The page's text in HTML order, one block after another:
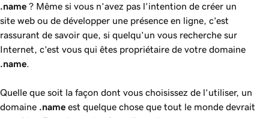
.name ? Même si vous n’avez pas l’intention de créer un
site web ou de développer une présence en ligne, c’est
rassurant de savoir que, si quelqu’un vous recherche sur
Internet, c’est vous qui êtes propriétaire de votre domaine
.name
Quelle que soit la façon dont vous choisissez de l’utiliser, un
domaine .name est quelque chose que tout le monde devrait